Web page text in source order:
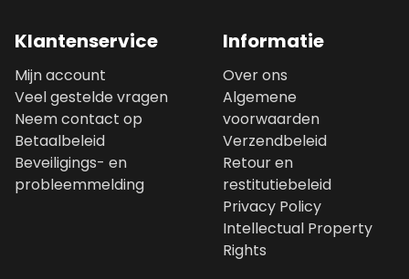
Klantenservice
Mijn account
Veel gestelde vragen
Neem contact op
Betaalbeleid
Beveiligings- en
probleemmelding
Informatie
Over ons
Algemene
voorwaarden
Verzendbeleid
Retour en
restitutiebeleid
Privacy Policy
Intellectual Property
Rights